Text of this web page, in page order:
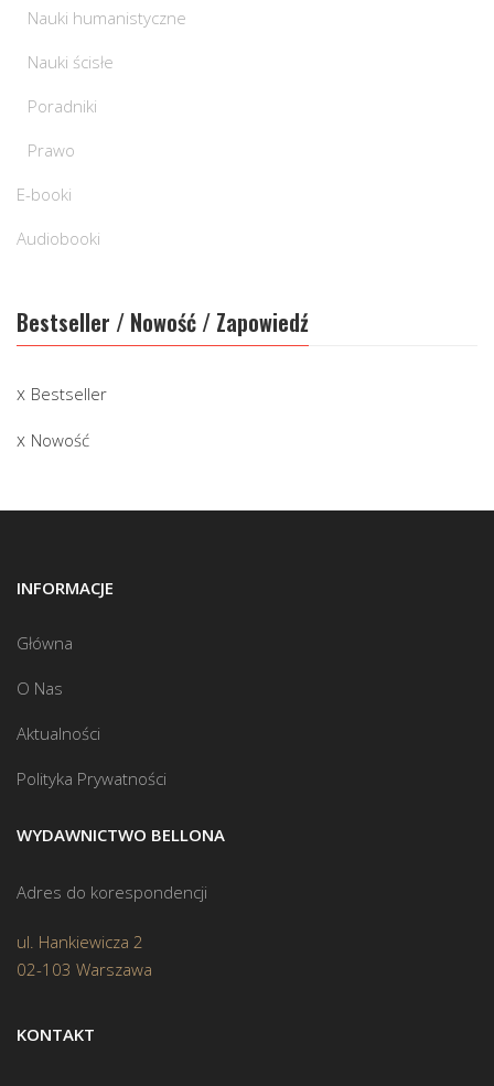
Nauki humanistyczne
Nauki ścisłe
Poradniki
Prawo
E-booki
Audiobooki
Bestseller / Nowość / Zapowiedź
Bestseller
Nowość
INFORMACJE
Główna
O Nas
Aktualności
Polityka Prywatności
WYDAWNICTWO BELLONA
Adres do korespondencji
ul. Hankiewicza 2
02-103 Warszawa
KONTAKT